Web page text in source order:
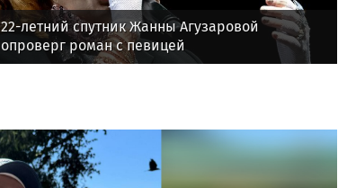
22-летний спутник Жанны Агузаровой
опроверг роман с певицей